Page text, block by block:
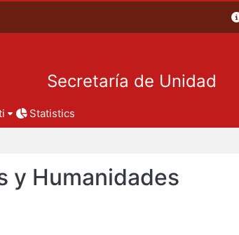
Secretaría de Unidad
Statistics
y Humanidades